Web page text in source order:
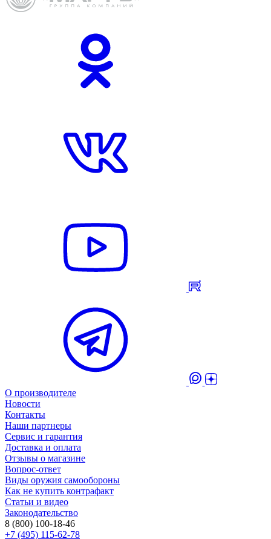
О производителе
Новости
Контакты
Наши партнеры
Сервис и гарантия
Доставка и оплата
Отзывы о магазине
Вопрос-ответ
Виды оружия самообороны
Как не купить контрафакт
Статьи и видео
Законодательство
8 (800) 100-18-46
+7 (495) 115-62-78